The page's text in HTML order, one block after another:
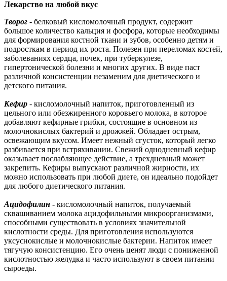
Лекарство на любой вкус
Творог - белковый кисломолочный продукт, содержит
большое количество кальция и фосфора, которые необходимы
для формирования костной ткани и зубов, особенно детям и
подросткам в период их роста. Полезен при переломах костей,
заболеваниях сердца, почек, при туберкулезе,
гипертонической болезни и многих других. В виде паст
различной консистенции незаменим для диетического и
детского питания.
Кефир - кисломолочный напиток, приготовленный из
цельного или обезжиренного коровьего молока, в которое
добавляют кефирные грибки, состоящие в основном из
молочнокислых бактерий и дрожжей. Обладает острым,
освежающим вкусом. Имеет нежный сгусток, который легко
разбивается при встряхивании. Свежий однодневный кефир
оказывает послабляющее действие, а трехдневный может
закрепить. Кефиры выпускают различной жирности, их
можно использовать при любой диете, он идеально подойдет
для любого диетического питания.
Ацидофилин - кисломолочный напиток, получаемый
сквашиванием молока ацидофильными микроорганизмами,
способными существовать в условиях значительной
кислотности среды. Для приготовления используются
уксуснокислые и молочнокислые бактерии. Напиток имеет
тягучую консистенцию. Его очень ценят люди с пониженной
кислотностью желудка и часто используют в своем питании
сыроеды.